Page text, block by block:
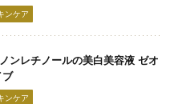
ンケア
ンレチノールの美白美容液 ゼオ
ブ
ンケア